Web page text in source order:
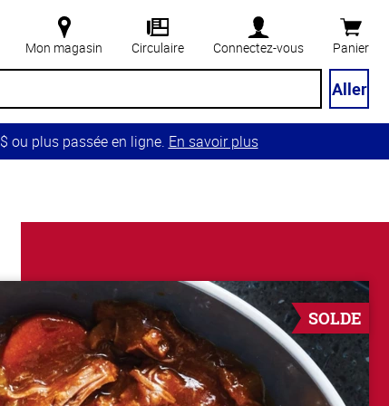
Mon magasin Circulaire Connectez-vous Panier
Aller
ou plus passée en ligne. En savoir plus
SOLDE